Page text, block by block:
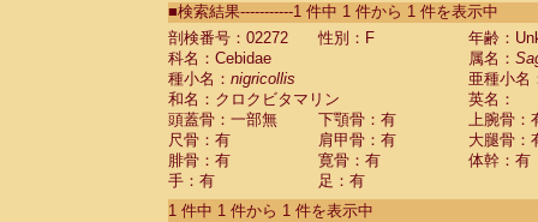
CebidaeSaguinus labiatus(0)
Cebidae Saguinus leucopus (0)
Cebidae
CebidaeSaguinus mystax
CebidaeSaguinus nigricollis (1)
Cebidae Saguinus oedipus
Cebidae Saguinus weddelli
Cebidae Saguinusspp.
Cebidae Aotus trivirgatus
Cebidae Cebus albifrons
■検索結果-----------1 件中 1 件から 1 件を表示中
剖検番号：02272
性別：F
年齢：
科名：Cebidae
属名：
種小名： nigricollis
亜種小名
和名：クロクビタマリン
英名：
頭蓋骨：一部無
下顎骨：有
上腕骨：
尺骨：有
肩甲骨：有
大腿骨：
腓骨：有
寛骨：有
体幹：有
手：有
足：有
1 件中 1 件から 1 件を表示中